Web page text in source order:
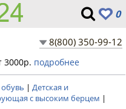
0
8(800) 350-99-12
3000р. подробнее
| Детская и
с высоким берцем |